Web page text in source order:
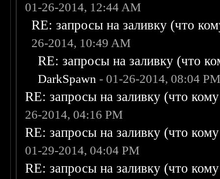
01-26-2014, 12:44 AM
RE: запросы на заливку (что
26-2014, 10:49 AM
RE: запросы на заливку (что
DarkSpawn - 01-26-2014, 08:04
RE: запросы на заливку (что
26-2014, 04:16 PM
RE: запросы на заливку (что
01-29-2014, 04:04 PM
RE: запросы на заливку (что